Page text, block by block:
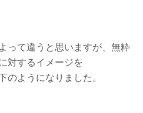
って違うと思いますが、無粋
対するイメージを
のようになりました。